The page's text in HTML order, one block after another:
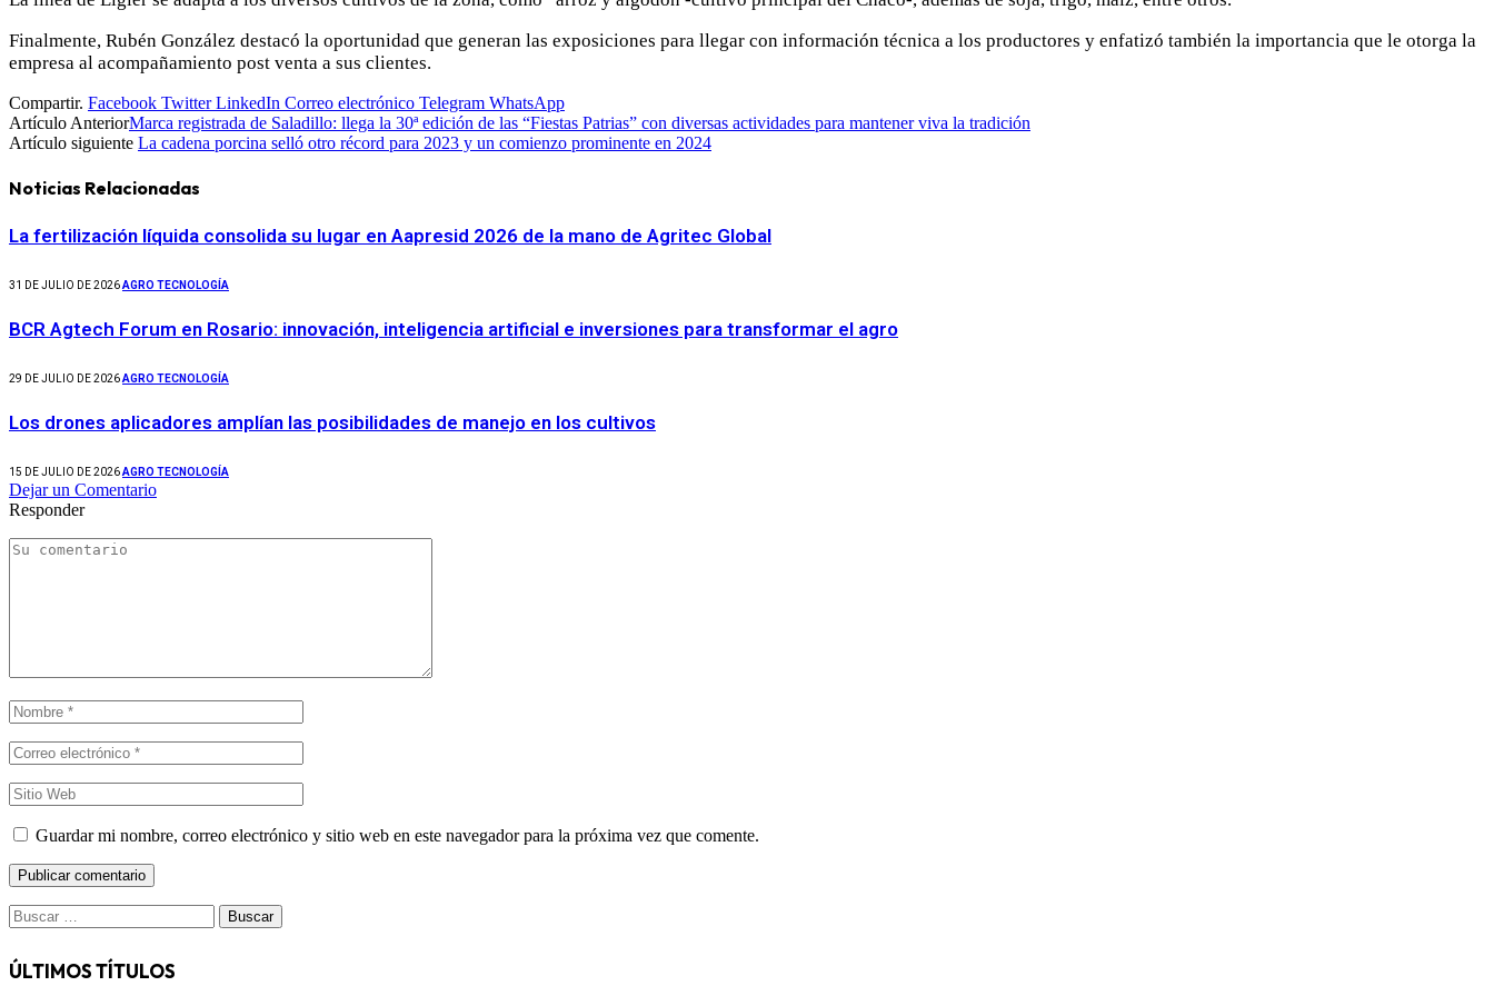
Finalmente, Rubén González destacó la oportunidad que generan las exposiciones para llegar con información técnica a los productores y enfatizó también la importancia que le otorga la
empresa al acompañamiento post venta a sus clientes.
Compartir. Facebook Twitter LinkedIn Correo electrónico Telegram WhatsApp
Artículo AnteriorMarca registrada de Saladillo: llega la 30ª edición de las “Fiestas Patrias” con diversas actividades para mantener viva la tradición
Artículo siguiente La cadena porcina selló otro récord para 2023 y un comienzo prominente en 2024
Noticias Relacionadas
La fertilización líquida consolida su lugar en Aapresid 2026 de la mano de Agritec Global
31 DE JULIO DE 2026AGRO TECNOLOGÍA
BCR Agtech Forum en Rosario: innovación, inteligencia artificial e inversiones para transformar el agro
29 DE JULIO DE 2026AGRO TECNOLOGÍA
Los drones aplicadores amplían las posibilidades de manejo en los cultivos
15 DE JULIO DE 2026AGRO TECNOLOGÍA
Dejar un Comentario
Responder
Guardar mi nombre, correo electrónico y sitio web en este navegador para la próxima vez que comente.
Buscar:
ÚLTIMOS TÍTULOS